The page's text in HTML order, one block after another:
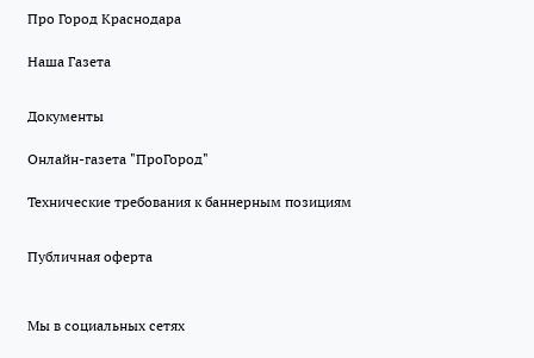
Про Город Краснодара
Наша Газета
Документы
Онлайн-газета "ПроГород"
Технические требования к баннерным позициям
Публичная оферта
Мы в социальных сетях